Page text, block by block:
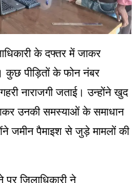
के दफ्तर में जाकर
कुछ पीड़ितों के फोन नंबर
नाराजगी जताई। उन्होंने खुद
उनकी समस्याओं के समाधान
जमीन पैमाइश से जुड़े मामलों की
पर जिलाधिकारी ने